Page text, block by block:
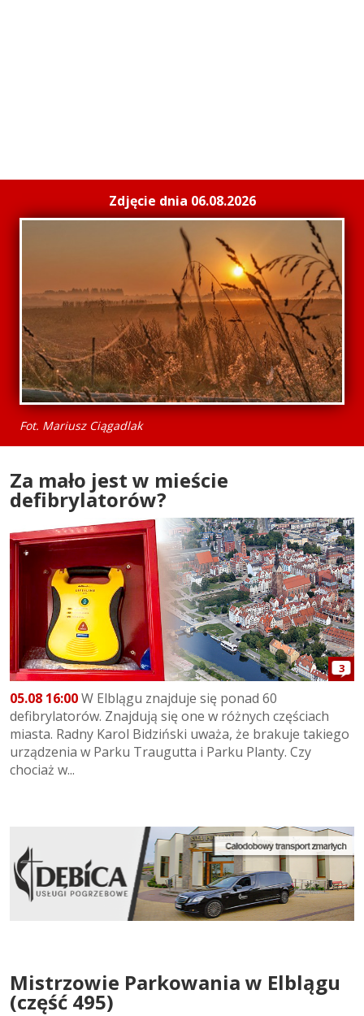
Zdjęcie dnia 06.08.2026
Fot. Mariusz Ciągadlak
Za mało jest w mieście
defibrylatorów?
3
05.08 16:00W Elblągu znajduje się ponad 60
defibrylatorów. Znajdują się one w różnych częściach
miasta. Radny Karol Bidziński uważa, że brakuje takiego
urządzenia w Parku Traugutta i Parku Planty. Czy
chociaż w...
Mistrzowie Parkowania w Elblągu
(część 495)